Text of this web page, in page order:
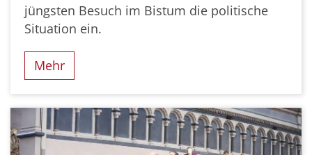
jüngsten Besuch im Bistum die politische
Situation ein.
Mehr